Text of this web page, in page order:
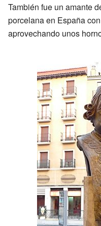
También fue un amante
porcelana en España
aprovechando unos